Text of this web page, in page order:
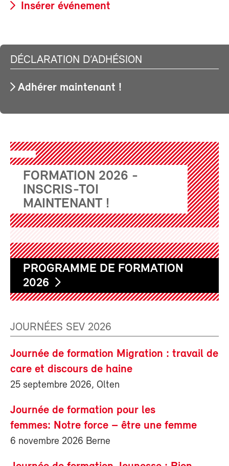
Insérer événement
DÉCLARATION D’ADHÉSION
Adhérer maintenant !
FORMATION 2026 -
INSCRIS-TOI
MAINTENANT !
PROGRAMME DE FORMATION
2026
JOURNÉES SEV 2026
Journée de formation Migration : travail de
care et discours de haine
25 septembre 2026, Olten
Journée de formation pour les
femmes: Notre force – être une femme
6 novembre 2026 Berne